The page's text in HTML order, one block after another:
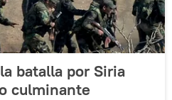
batalla por Siria
culminante